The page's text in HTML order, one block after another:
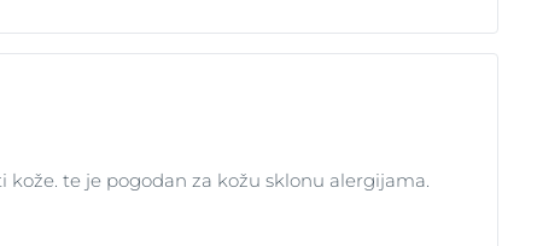
te je pogodan za kožu sklonu alergijama.